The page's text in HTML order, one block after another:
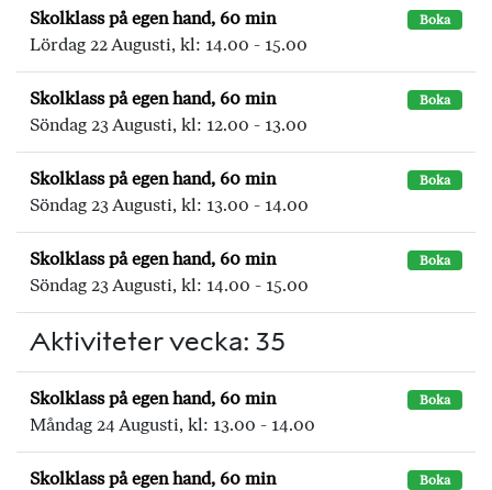
Skolklass på egen hand, 60 min Boka
Lördag 22 Augusti, kl: 14.00 - 15.00
Skolklass på egen hand, 60 min Boka
Söndag 23 Augusti, kl: 12.00 - 13.00
Skolklass på egen hand, 60 min Boka
Söndag 23 Augusti, kl: 13.00 - 14.00
Skolklass på egen hand, 60 min Boka
Söndag 23 Augusti, kl: 14.00 - 15.00
Aktiviteter vecka: 35
Skolklass på egen hand, 60 min Boka
Måndag 24 Augusti, kl: 13.00 - 14.00
Skolklass på egen hand, 60 min Boka